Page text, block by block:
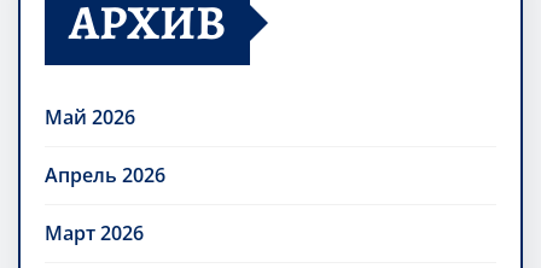
АРХИВ
Май 2026
Апрель 2026
Март 2026